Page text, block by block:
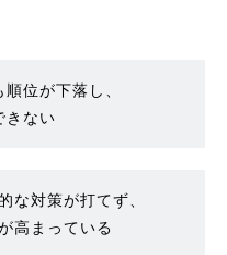
位が下落し、
きない
な対策が打てず、
高まっている